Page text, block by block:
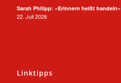
Sarah Philipp: »Erinnern heißt handeln«
22. Juli 2026
Linktipps